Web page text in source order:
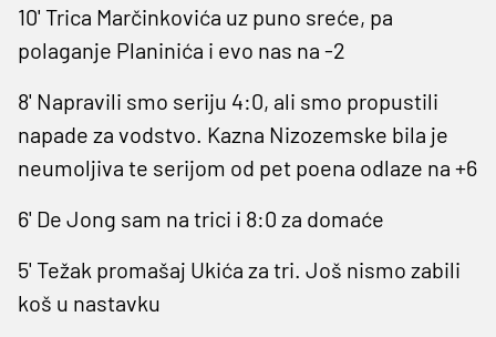
10' Trica Marčinkovića uz puno sreće, pa
polaganje Planinića i evo nas na -2
8' Napravili smo seriju 4:0, ali smo propustili
napade za vodstvo. Kazna Nizozemske bila je
neumoljiva te serijom od pet poena odlaze na +6
6' De Jong sam na trici i 8:0 za domaće
5' Težak promašaj Ukića za tri. Još nismo zabili
koš u nastavku